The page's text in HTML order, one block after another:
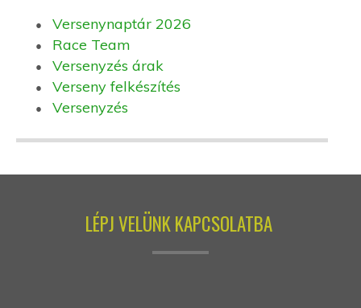
Versenynaptár 2026
Race Team
Versenyzés árak
Verseny felkészítés
Versenyzés
LÉPJ VELÜNK KAPCSOLATBA